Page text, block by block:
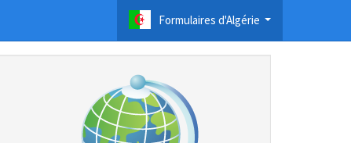
Formulaires d'Algérie